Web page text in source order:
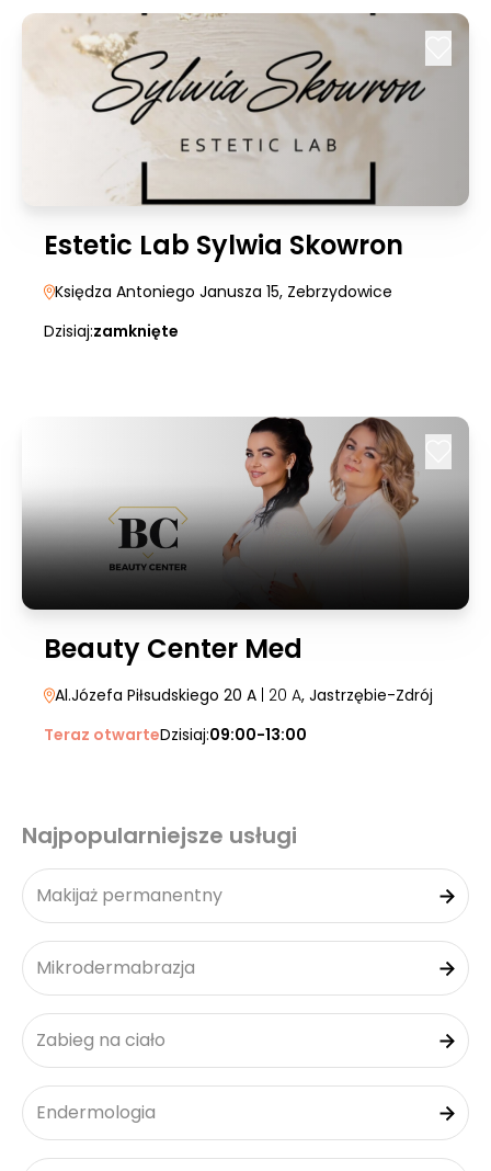
Estetic Lab Sylwia Skowron
Księdza Antoniego Janusza 15, Zebrzydowice
Dzisiaj:zamknięte
Beauty Center Med
Al.Józefa Piłsudskiego 20 A | 20 A, Jastrzębie-Zdrój
Teraz otwarteDzisiaj:09:00-13:00
Najpopularniejsze usługi
Makijaż permanentny
Mikrodermabrazja
Zabieg na ciało
Endermologia